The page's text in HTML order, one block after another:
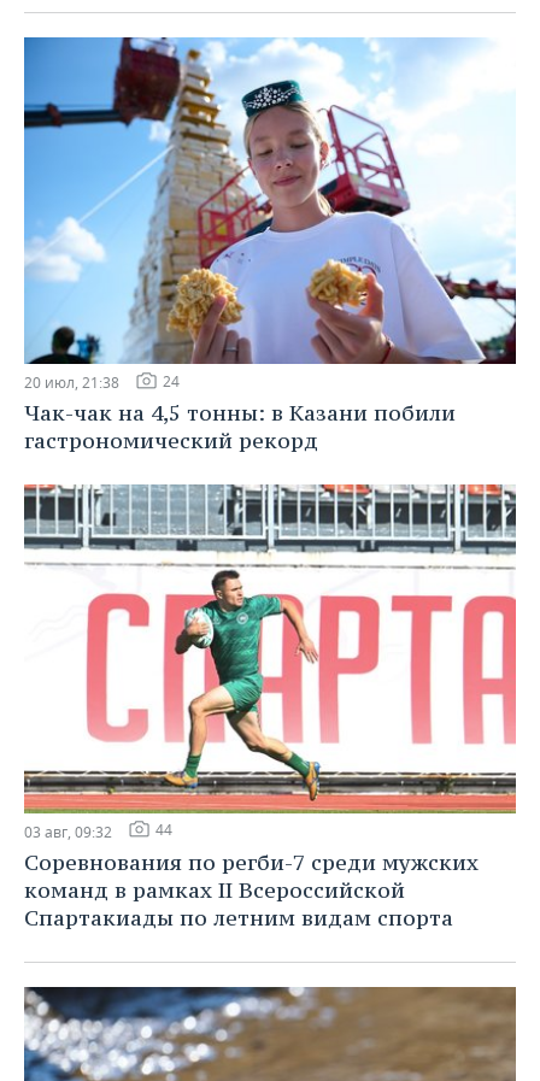
20 июл, 21:38 24
Чак-чак на 4,5 тонны: в Казани побили
гастрономический рекорд
03 авг, 09:32 44
Соревнования по регби-7 среди мужских
команд в рамках II Всероссийской
Спартакиады по летним видам спорта